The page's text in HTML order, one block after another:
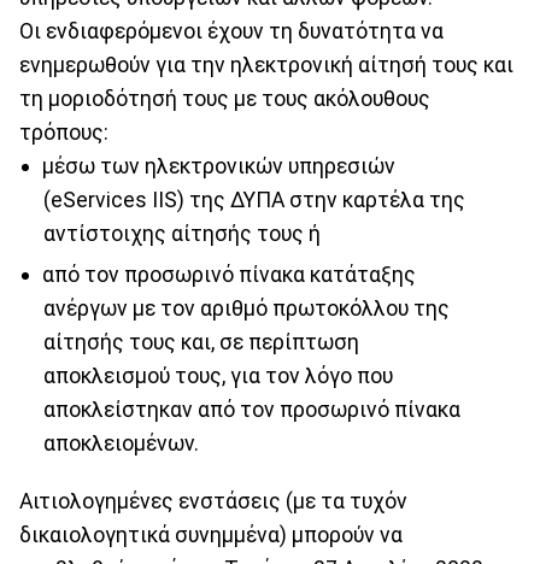
Οι ενδιαφερόμενοι έχουν τη δυνατότητα να
ενημερωθούν για την ηλεκτρονική αίτησή τους και
τη μοριοδότησή τους με τους ακόλουθους
τρόπους:
μέσω των ηλεκτρονικών υπηρεσιών
(eServices IIS) της ΔΥΠΑ στην καρτέλα της
αντίστοιχης αίτησής τους ή
από τον προσωρινό πίνακα κατάταξης
ανέργων με τον αριθμό πρωτοκόλλου της
αίτησής τους και, σε περίπτωση
αποκλεισμού τους, για τον λόγο που
αποκλείστηκαν από τον προσωρινό πίνακα
αποκλειομένων.
Αιτιολογημένες ενστάσεις (με τα τυχόν
δικαιολογητικά συνημμένα) μπορούν να